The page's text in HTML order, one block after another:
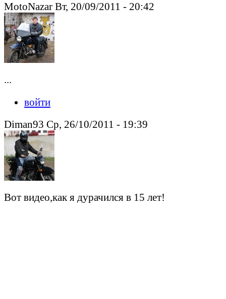
MotoNazar Вт, 20/09/2011 - 20:42
...
войти
Diman93 Ср, 26/10/2011 - 19:39
Вот видео,как я дурачился в 15 лет!